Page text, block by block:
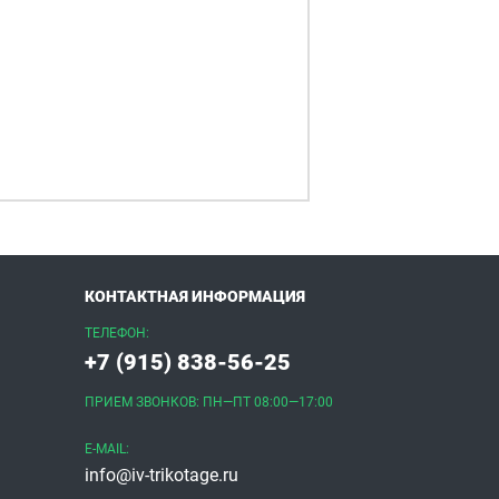
КОНТАКТНАЯ ИНФОРМАЦИЯ
ТЕЛЕФОН:
+7 (915) 838-56-25
ПРИЕМ ЗВОНКОВ: ПН—ПТ 08:00—17:00
E-MAIL:
info@iv-trikotage.ru